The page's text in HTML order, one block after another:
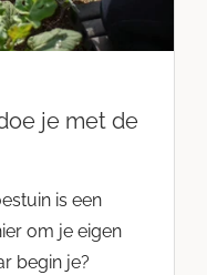
je met de
is een
om je eigen
begin je?